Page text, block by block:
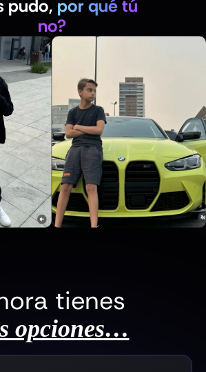
pudo, por qué tú
no?
tienes
opciones…